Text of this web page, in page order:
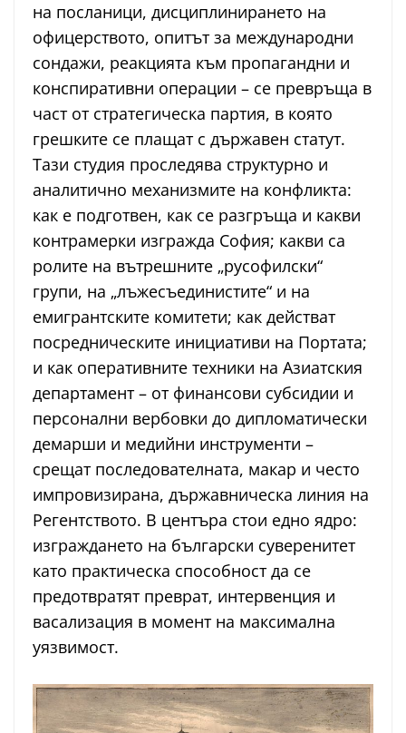
на посланици, дисциплинирането на
офицерството, опитът за международни
сондажи, реакцията към пропагандни и
конспиративни операции – се превръща в
част от стратегическа партия, в която
грешките се плащат с държавен статут.
Тази студия проследява структурно и
аналитично механизмите на конфликта:
как е подготвен, как се разгръща и какви
контрамерки изгражда София; какви са
ролите на вътрешните „русофилски“
групи, на „лъжесъединистите“ и на
емигрантските комитети; как действат
посредническите инициативи на Портата;
и как оперативните техники на Азиатския
департамент – от финансови субсидии и
персонални вербовки до дипломатически
демарши и медийни инструменти –
срещат последователната, макар и често
импровизирана, държавническа линия на
Регентството. В центъра стои едно ядро:
изграждането на български суверенитет
като практическа способност да се
предотвратят преврат, интервенция и
васализация в момент на максимална
уязвимост.